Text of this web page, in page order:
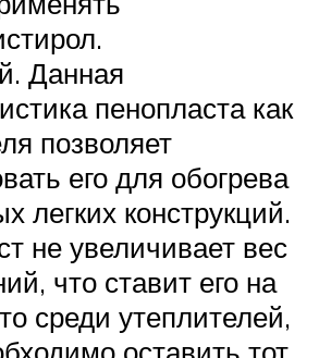
Данная
пенопласта как
позволяет
его для обогрева
легких конструкций.
не увеличивает вес
что ставит его на
среди утеплителей,